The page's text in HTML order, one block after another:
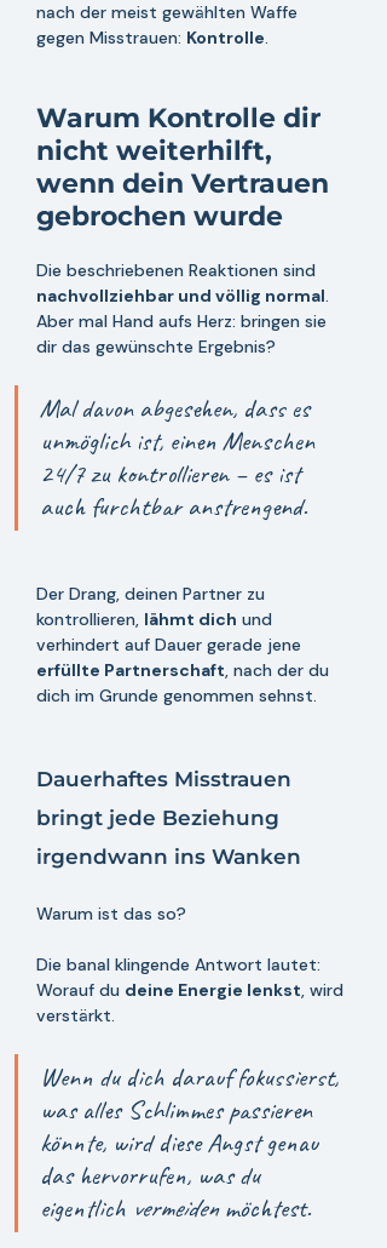
nach der meist gewählten Waffe
gegen Misstrauen: Kontrolle.
Warum Kontrolle dir
nicht weiterhilft,
wenn dein Vertrauen
gebrochen wurde
Die beschriebenen Reaktionen sind
nachvollziehbar und völlig normal.
Aber mal Hand aufs Herz: bringen sie
dir das gewünschte Ergebnis?
Mal davon abgesehen, dass es
unmöglich ist, einen Menschen
24/7 zu kontrollieren – es ist
auch furchtbar anstrengend.
Der Drang, deinen Partner zu
kontrollieren, lähmt dich und
verhindert auf Dauer gerade jene
erfüllte Partnerschaft, nach der du
dich im Grunde genommen sehnst.
Dauerhaftes Misstrauen
bringt jede Beziehung
irgendwann ins Wanken
Warum ist das so?
Die banal klingende Antwort lautet:
Worauf du deine Energie lenkst, wird
verstärkt.
Wenn du dich darauf fokussierst,
was alles Schlimmes passieren
könnte, wird diese Angst genau
das hervorrufen, was du
eigentlich vermeiden möchtest.